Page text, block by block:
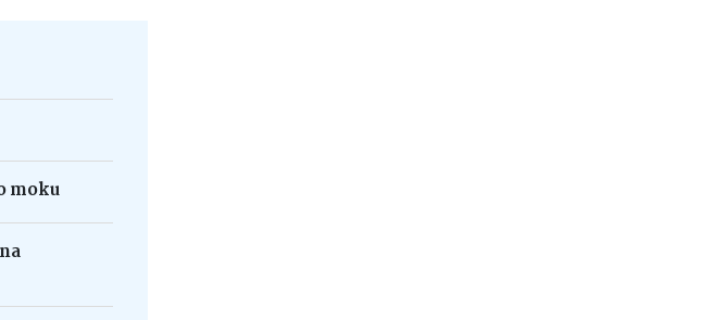
moku